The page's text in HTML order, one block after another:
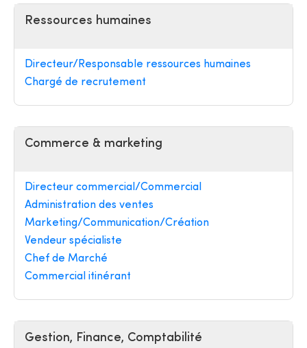
Ressources humaines
Directeur/Responsable ressources humaines
Chargé de recrutement
Commerce & marketing
Directeur commercial/Commercial
Administration des ventes
Marketing/Communication/Création
Vendeur spécialiste
Chef de Marché
Commercial itinérant
Gestion, Finance, Comptabilité